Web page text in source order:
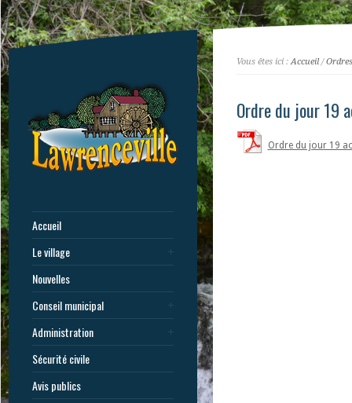
Accueil
Le village
Nouvelles
Conseil municipal
Administration
Sécurité civile
Avis publics
Vous êtes ici :Accueil/
Ordre du jour 19
Ordre du jour 19